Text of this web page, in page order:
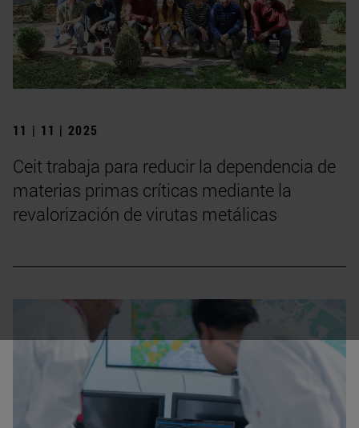
11 | 11 | 2025
Ceit trabaja para reducir la dependencia de
materias primas críticas mediante la
revalorización de virutas metálicas